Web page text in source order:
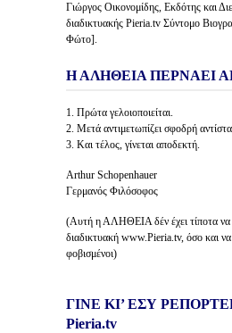
Γιώργος Οικονομίδης, Εκδότης και
διαδικτυακής Pieria.tv Σύντομο
Φώτο].
Η ΑΛΗΘΕΙΑ ΠΕΡΝΑΕΙ
1. Πρώτα γελοιοποιείται.
2. Μετά αντιμετωπίζει σφοδρή
3. Και τέλος, γίνεται αποδεκτή.
Arthur Schopenhauer
Γερμανός Φιλόσοφος
(Αυτή η ΑΛΗΘΕΙΑ δέν έχει τίποτα να
διαδικτυακή www.Pieria.tv, όσο και να
φοβισμένοι)
ΓΙΝΕ ΚΙ’ ΕΣΥ
Pieria.tv